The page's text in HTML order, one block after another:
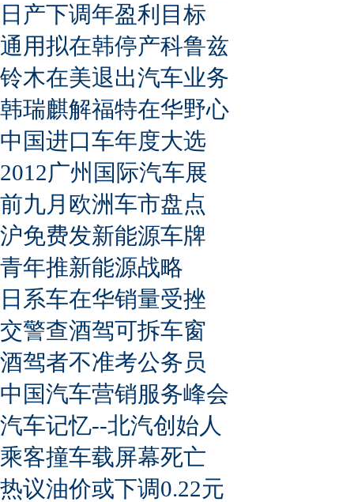
日产下调年盈利目标
通用拟在韩停产科鲁兹
铃木在美退出汽车业务
韩瑞麒解福特在华野心
中国进口车年度大选
2012广州国际汽车展
前九月欧洲车市盘点
沪免费发新能源车牌
青年推新能源战略
日系车在华销量受挫
交警查酒驾可拆车窗
酒驾者不准考公务员
中国汽车营销服务峰会
汽车记忆--北汽创始人
乘客撞车载屏幕死亡
热议油价或下调0.22元